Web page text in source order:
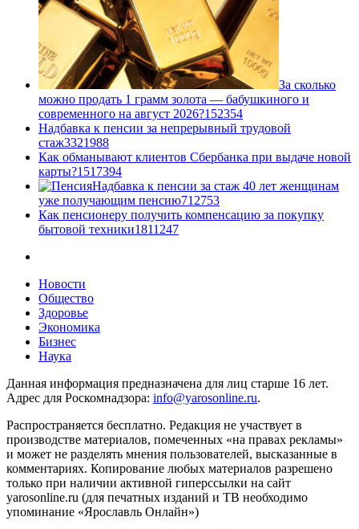
За сколько
можно продать 1 грамм золота — бабушкиного и
современного на август 2026?1 52354
Надбавка к пенсии за непрерывный трудовой
стаж3321988
Как обманывают клиентов Сбербанка при выдаче новой
карты?1517394
Надбавка к пенсии за стаж 40 лет женщинам
уже получающим пенсию712753
Как пенсионеру получить компенсацию за покупку
бытовой техники1811247
Новости
Общество
Здоровье
Экономика
Бизнес
Наука
Данная информация предназначена для лиц старше 16 лет.
Адрес для Роскомнадзора: info@yarosonline.ru.
Распространяется бесплатно. Редакция не участвует в
производстве материалов, помеченных «на правах рекламы»
и может не разделять мнения пользователей, высказанные в
комментариях. Копирование любых материалов разрешено
только при наличии активной гиперссылки на сайт
yarosonline.ru (для печатных изданий и ТВ необходимо
упоминание «Ярославль Онлайн»)